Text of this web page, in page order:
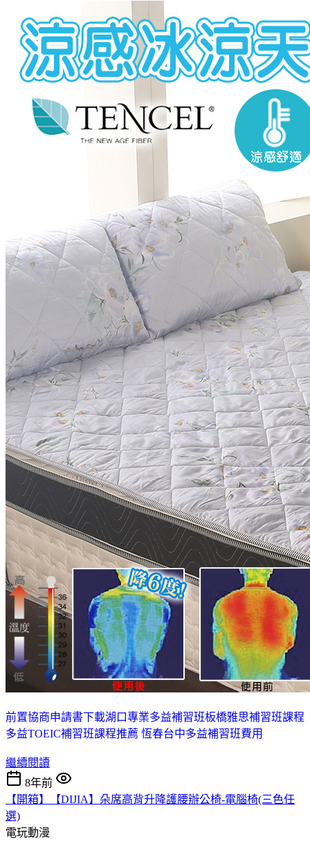
前置協商申請書下載湖口專業多益補習班板橋雅思補習班課程
多益TOEIC補習班課程推薦 恆春台中多益補習班費用
繼續閱讀
8年前
【開箱】【DIJIA】朵席高背升降護腰辦公椅-電腦椅(三色任
選)
電玩動漫